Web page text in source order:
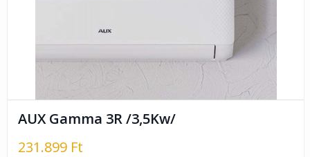
AUX Gamma 3R /3,5Kw/
231.899 Ft